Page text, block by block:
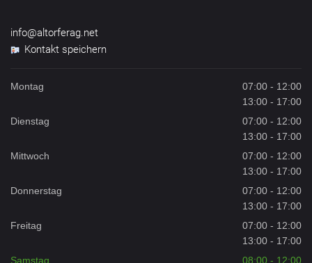
info@altorferag.net
Kontakt speichern
Montag
07:00 - 12:00
13:00 - 17:00
Dienstag
07:00 - 12:00
13:00 - 17:00
Mittwoch
07:00 - 12:00
13:00 - 17:00
Donnerstag
07:00 - 12:00
13:00 - 17:00
Freitag
07:00 - 12:00
13:00 - 17:00
Samstag
08:00 - 12:00